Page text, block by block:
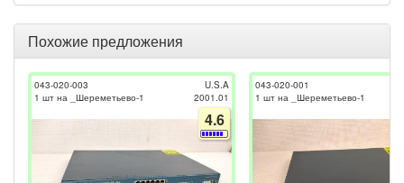
Похожие предложения
043-020-003
1 шт на _Шереметьево-1
U.S.A
2001.01
4.6
043-020-001
1 шт на _Шереметьево-1